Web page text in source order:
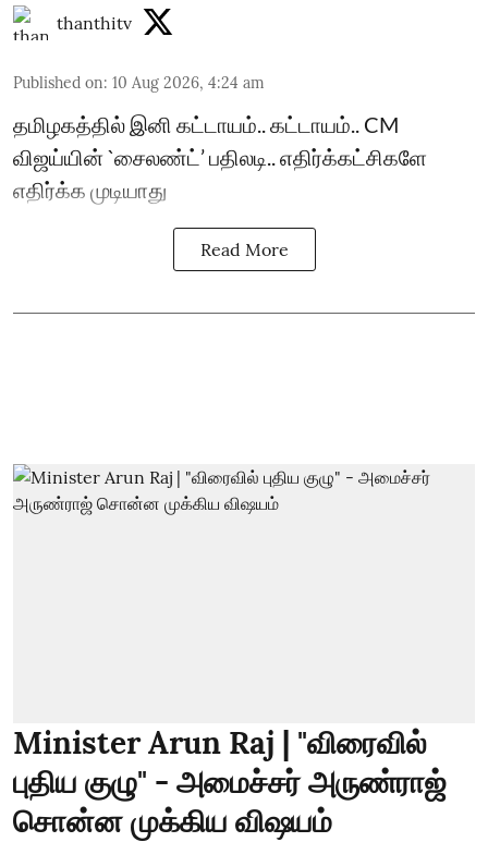
thanthitv
Published on: 10 Aug 2026, 4:24 am
தமிழகத்தில் இனி கட்டாயம்.. கட்டாயம்.. CM
விஜய்யின் `சைலண்ட்’ பதிலடி.. எதிர்க்கட்சிகளே
எதிர்க்க முடியாது
Read More
Minister Arun Raj | "விரைவில்
புதிய குழு" - அமைச்சர் அருண்ராஜ்
சொன்ன முக்கிய விஷயம்